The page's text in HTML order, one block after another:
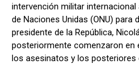
intervención militar internacional
de Naciones Unidas (ONU) para
presidente de la República,
posteriormente comenzaron
los asesinatos y los posteriores